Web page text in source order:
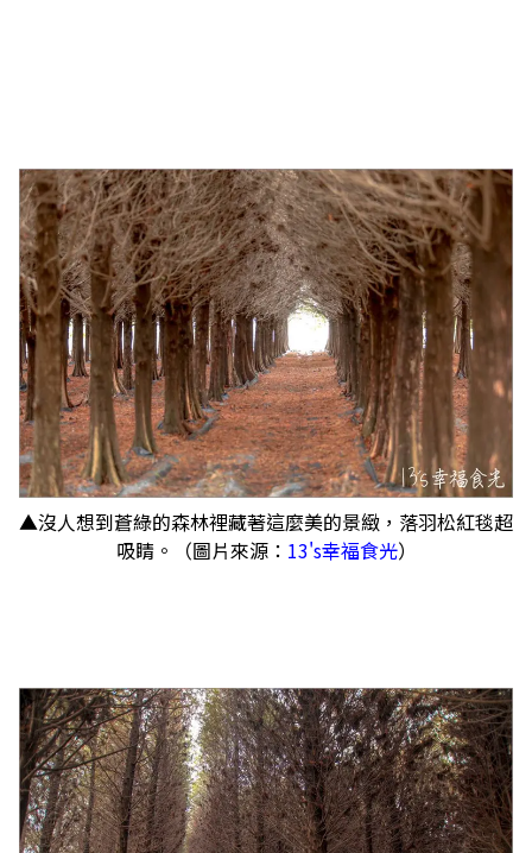
▲沒人想到蒼綠的森林裡藏著這麼美的景緻，落羽松紅毯超
吸睛。（圖片來源： 13's幸福食光）